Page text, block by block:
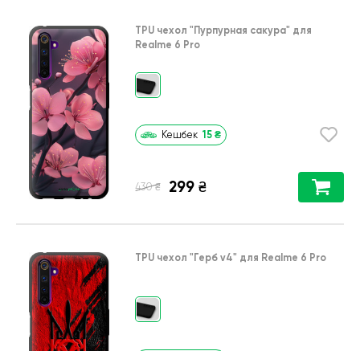
TPU чехол "Пурпурная сакура" для
Realme 6 Pro
Кешбек 15 ₴
430 ₴ 299 ₴
TPU чехол "Герб v4" для Realme 6 Pro